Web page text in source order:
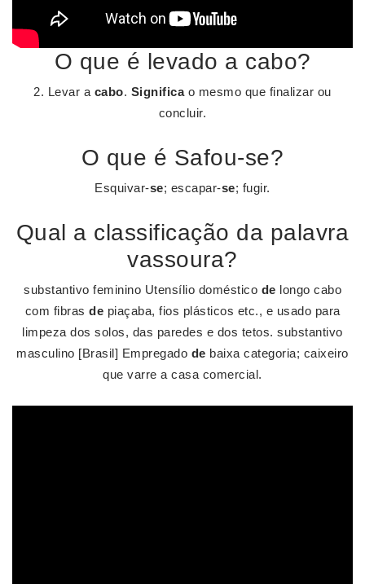
O que é levado a cabo?
2. Levar a cabo. Significao mesmo que finalizar ou
concluir.
O que é Safou-se?
Esquivar-se; escapar-se; fugir.
Qual a classificação da palavra
vassoura?
substantivo feminino Utensílio doméstico de longo cabo
com fibras de piaçaba, fios plásticos etc., e usado para
limpeza dos solos, das paredes e dos tetos. substantivo
masculino [Brasil] Empregado de baixa categoria; caixeiro
que varre a casa comercial.